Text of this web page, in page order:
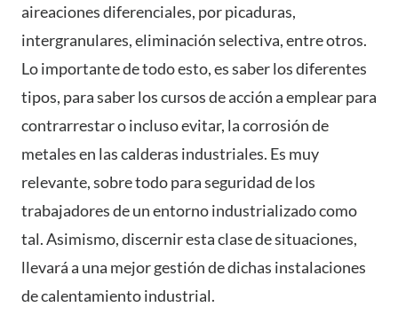
aireaciones diferenciales, por picaduras,
intergranulares, eliminación selectiva, entre otros.
Lo importante de todo esto, es saber los diferentes
tipos, para saber los cursos de acción a emplear para
contrarrestar o incluso evitar, la corrosión de
metales en las calderas industriales. Es muy
relevante, sobre todo para seguridad de los
trabajadores de un entorno industrializado como
tal. Asimismo, discernir esta clase de situaciones,
llevará a una mejor gestión de dichas instalaciones
de calentamiento industrial.